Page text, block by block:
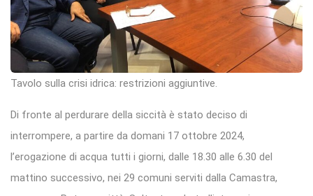
Tavolo sulla crisi idrica: restrizioni aggiuntive.
Di fronte al perdurare della siccità è stato deciso di
interrompere, a partire da domani 17 ottobre 2024,
l’erogazione di acqua tutti i giorni, dalle 18.30 alle 6.30 del
mattino successivo, nei 29 comuni serviti dalla Camastra,